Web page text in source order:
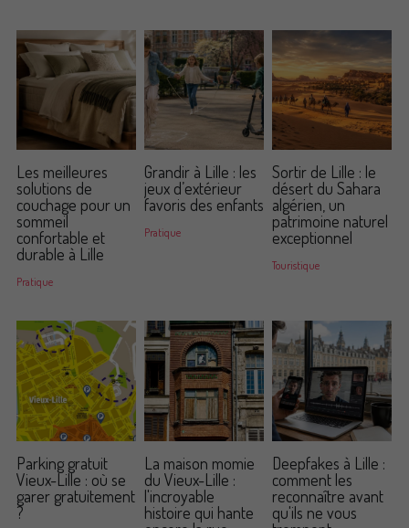
Commander un de nos livres sur Lille
Les meilleures
solutions de
couchage pour un
sommeil
confortable et
durable à Lille
Pratique
Grandir à Lille : les
jeux d’extérieur
favoris des enfants
Pratique
Sortir de Lille : le
désert du Sahara
algérien, un
patrimoine naturel
exceptionnel
Touristique
Parking gratuit
Vieux-Lille : où se
garer gratuitement
?
La maison momie
du Vieux-Lille :
l'incroyable
histoire qui hante
Deepfakes à Lille :
comment les
reconnaître avant
qu'ils ne vous